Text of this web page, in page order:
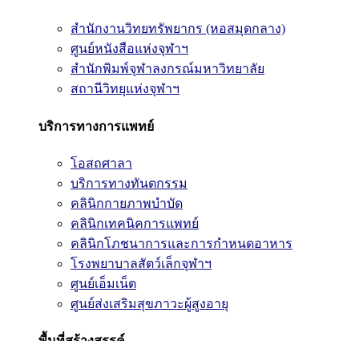
สำนักงานวิทยทรัพยากร (หอสมุดกลาง)
ศูนย์หนังสือแห่งจุฬาฯ
สำนักพิมพ์จุฬาลงกรณ์มหาวิทยาลัย
สถานีวิทยุแห่งจุฬาฯ
บริการทางการแพทย์
โอสถศาลา
บริการทางทันตกรรม
คลินิกกายภาพบำบัด
คลินิกเทคนิคการแพทย์
คลินิกโภชนาการและการกำหนดอาหาร
โรงพยาบาลสัตว์เล็กจุฬาฯ
ศูนย์เอ็มเน็ต
ศูนย์ส่งเสริมสุขภาวะผู้สูงอายุ